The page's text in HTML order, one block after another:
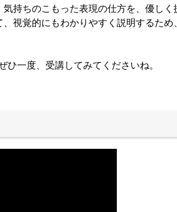
持ちのこもった表現の仕方を、優し
視覚的にもわかりやすく説明するた
ひ一度、受講してみてくださいね。